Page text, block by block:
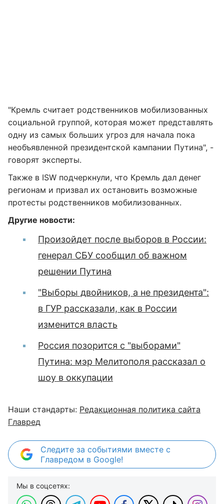
"Кремль считает родственников мобилизованных
социальной группой, которая может представлять
одну из самых больших угроз для начала пока
необъявленной президентской кампании Путина", -
говорят эксперты.
Также в ISW подчеркнули, что Кремль дал денег
регионам и призвал их остановить возможные
протесты родственников мобилизованных.
Другие новости:
Произойдет после выборов в России:
генерал СБУ сообщил об важном
решении Путина
"Выборы двойников, а не президента":
в ГУР рассказали, как в России
изменится власть
Россия позорится с "выборами"
Путина: мэр Мелитополя рассказал о
шоу в оккупации
Наши стандарты: Редакционная политика сайта
Главред
Следите за событиями вместе с
Главредом в Google!
Мы в соцсетях: